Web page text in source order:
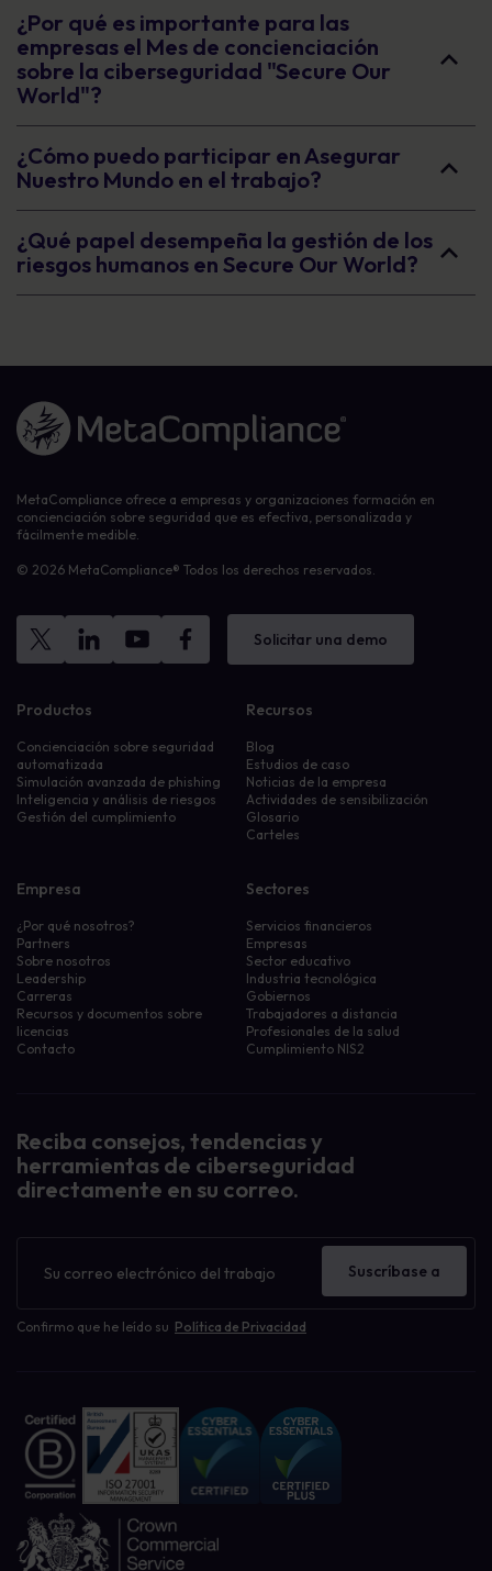
¿Por qué es importante para las
empresas el Mes de concienciación
sobre la ciberseguridad "Secure Our
World"?
¿Cómo puedo participar en Asegurar
Nuestro Mundo en el trabajo?
¿Qué papel desempeña la gestión de los
riesgos humanos en Secure Our World?
Enlace a la página de inicio
MetaCompliance ofrece a empresas y organizaciones formación en
concienciación sobre seguridad que es efectiva, personalizada y
fácilmente medible.
© 2026 MetaCompliance® Todos los derechos reservados.
Solicitar una demo
Productos
Concienciación sobre seguridad
automatizada
Simulación avanzada de phishing
Inteligencia y análisis de riesgos
Gestión del cumplimiento
Recursos
Blog
Estudios de caso
Noticias de la empresa
Actividades de sensibilización
Glosario
Carteles
Empresa
¿Por qué nosotros?
Partners
Sobre nosotros
Leadership
Carreras
Recursos y documentos sobre
licencias
Contacto
Sectores
Servicios financieros
Empresas
Sector educativo
Industria tecnológica
Gobiernos
Trabajadores a distancia
Profesionales de la salud
Cumplimiento NIS2
Reciba consejos, tendencias y
herramientas de ciberseguridad
directamente en su correo.
Confirmo que he leído su Política de Privacidad
Suscríbase a